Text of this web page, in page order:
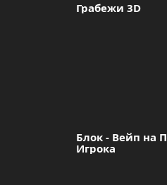
Грабежи 3D
Блок - Вейп на
Игрока